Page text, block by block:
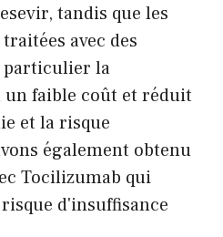
tandis que les
avec des
particulier la
un faible coût et réduit
et la risque
également obtenu
Tocilizumab qui
d'insuffisance